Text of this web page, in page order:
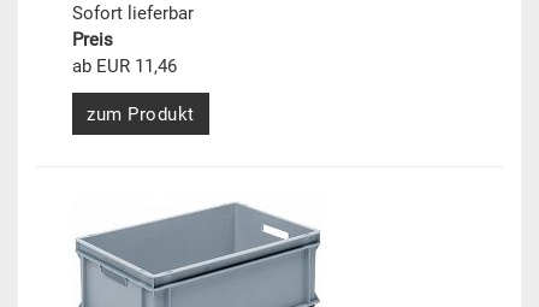
Sofort lieferbar
Preis
ab EUR 11,46
zum Produkt